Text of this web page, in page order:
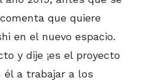
que quiere
en el nuevo espacio.
y dije ¡es el proyecto
él a trabajar a los